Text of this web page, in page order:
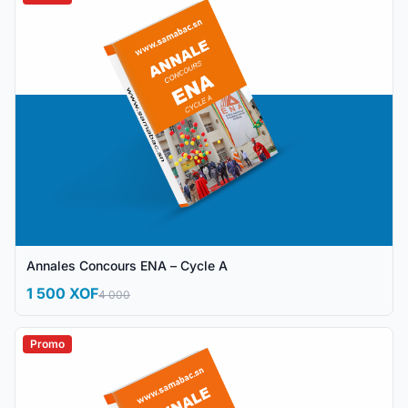
Annales Concours ENA – Cycle A
1 500 XOF4 000
Promo